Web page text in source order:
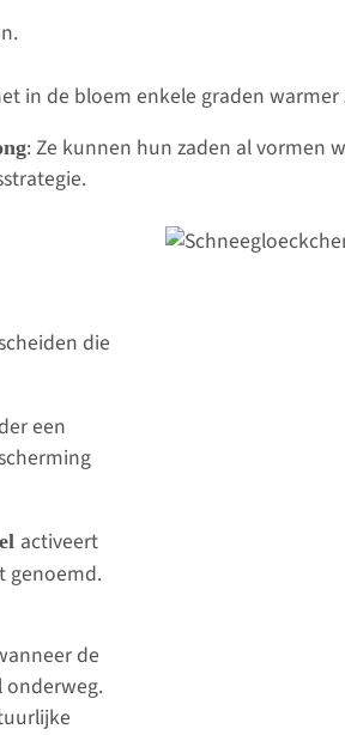
in de bloem enkele graden
: Ze kunnen hun zaden al vormen
die
een
activeert
genoemd.
de
onderweg.